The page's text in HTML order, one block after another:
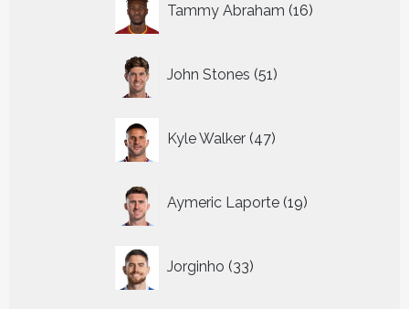
Tammy Abraham 16
producten
John Stones 51
producten
Kyle Walker 47
producten
Aymeric Laporte 19
producten
Jorginho 33
producten